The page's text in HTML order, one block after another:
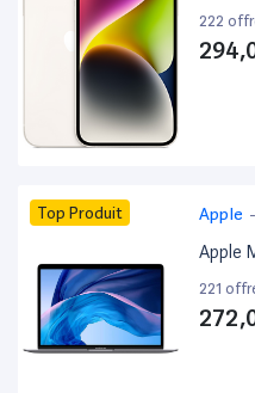
222
Top Produit Apple -
Apple
221